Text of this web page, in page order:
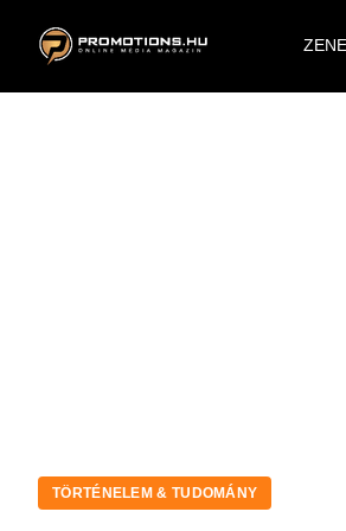
TÖRTÉNELEM & TUDOMÁNY